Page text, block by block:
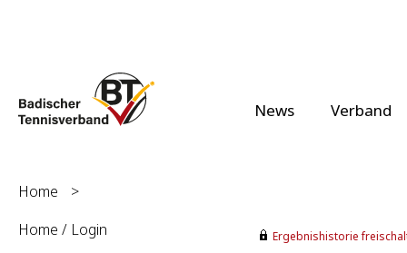
News Verband
Home
>
Home / Login
Ergebnishistorie